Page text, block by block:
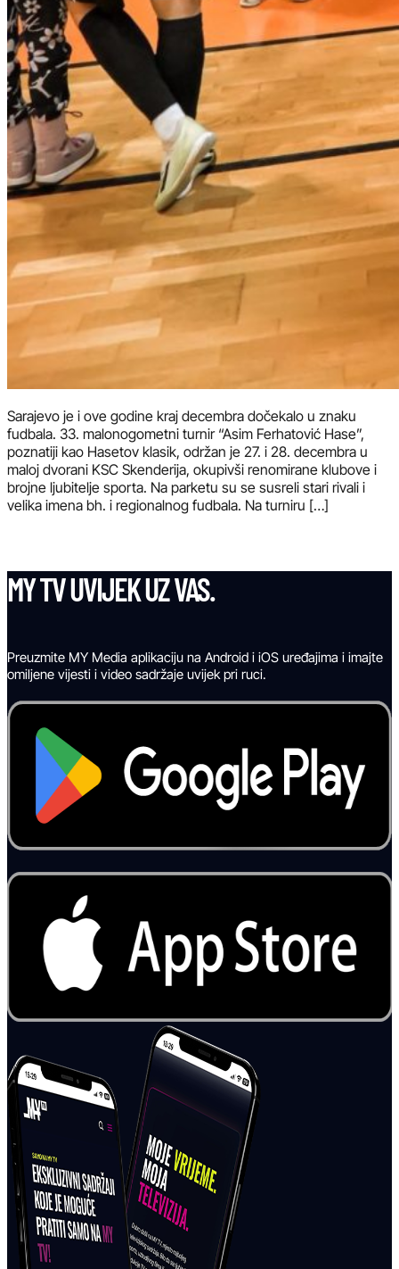
Sarajevo je i ove godine kraj decembra dočekalo u znaku
fudbala. 33. malonogometni turnir “Asim Ferhatović Hase”,
poznatiji kao Hasetov klasik, održan je 27. i 28. decembra u
maloj dvorani KSC Skenderija, okupivši renomirane klubove i
brojne ljubitelje sporta. Na parketu su se susreli stari rivali i
velika imena bh. i regionalnog fudbala. Na turniru […]
MY TV UVIJEK UZ VAS.
Preuzmite MY Media aplikaciju na Android i iOS uređajima i imajte
omiljene vijesti i video sadržaje uvijek pri ruci.